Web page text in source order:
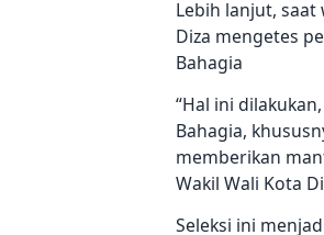
Lebih lanjut,
Diza mengetes
Bahagia
“Hal ini
Bahagia,
memberikan
Wakil Wali Kota
Seleksi ini